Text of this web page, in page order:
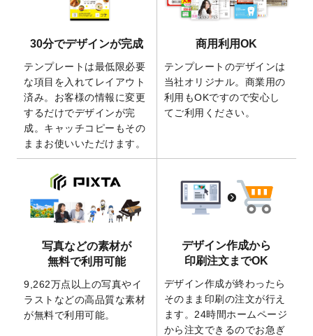
きるようになりました！
の全4ステップを解説！」を公開いたしまし
た。
2026/4/23
コラム「 画像の配置・差し替え・トリミン
グ」「テンプレート間でパーツを流用する
方法」を公開いたしました。
2026/4/21
アクリルキーホルダーのデザインテンプレ
ート を追加いたしました。
りました！
2025/12/22
【新商品】アクリルキーホルダーが作成で
きるようになりました！
2025/12/22
2026年版4月始まりのカレンダーデザイン
テンプレート
を公開いたしました。
開いたしました。
2025/9/30
【新商品】クリアファイルバッグ が作成で
きるようになりました！
30分でデザインが完成
テンプレートは最低限必要
な項目を入れてレイアウト
済み。お客様の情報に変更
するだけでデザインが完
成。キャッチコピーもその
ままお使いいただけます。
商用利用OK
テンプレートのデザインは
当社オリジナル。商業用の
利用もOKですので安心し
てご利用ください。
写真などの素材が
無料で利用可能
9,262万点以上の写真やイ
ラストなどの高品質な素材
が無料で利用可能。
デザイン作成から
印刷注文までOK
デザイン作成が終わったら
そのまま印刷の注文が行え
ます。24時間ホームページ
から注文できるのでお急ぎ